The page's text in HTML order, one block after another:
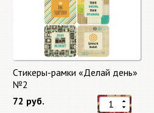
Стикеры-рамки «Делай день»
№2
72 руб.